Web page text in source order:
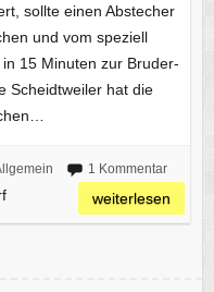
sollte einen Abstecher
und vom speziell
15 Minuten zur Bruder-
Scheidtweiler hat die
1 Kommentar
weiterlesen